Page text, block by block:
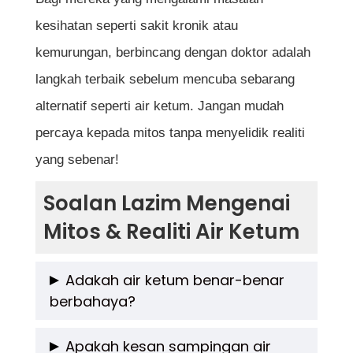
kesihatan seperti sakit kronik atau
kemurungan, berbincang dengan doktor adalah
langkah terbaik sebelum mencuba sebarang
alternatif seperti air ketum. Jangan mudah
percaya kepada mitos tanpa menyelidik realiti
yang sebenar!
Soalan Lazim Mengenai
Mitos & Realiti Air Ketum
Adakah air ketum benar-benar
berbahaya?
Air ketum boleh menjadi berbahaya jika
Apakah kesan sampingan air